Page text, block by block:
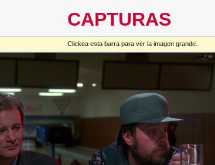
CAPTURAS
Clickea esta barra para ver la imagen grande.